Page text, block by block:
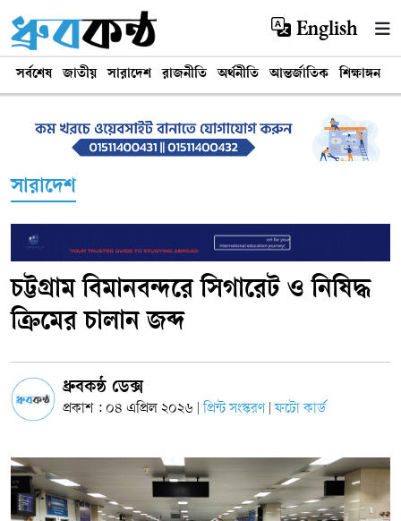
English
সর্বশেষ জাতীয় সারাদেশ রাজনীতি অর্থনীতি আন্তর্জাতিক শিক্ষাঙ্গন
সারাদেশ
চট্টগ্রাম বিমানবন্দরে সিগারেট ও নিষিদ্ধ
ক্রিমের চালান জব্দ
ধ্রুবকন্ঠ ডেক্স
প্রকাশ : ০৪ এপ্রিল ২০২৬ প্রিন্ট সংস্করণ ফটো কার্ড